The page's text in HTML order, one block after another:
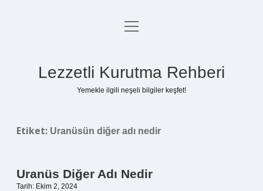
Anasayfa
menüyü
Lezzetli Kurutma Rehberi
Yemekle ilgili neşeli bilgiler keşfet!
Etiket: Uranüsün diğer adı nedir
Uranüs Diğer Adı Nedir
Tarih: Ekim 2, 2024